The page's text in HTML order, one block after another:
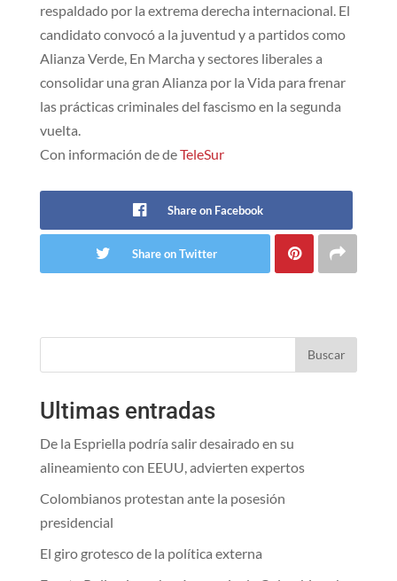
respaldado por la extrema derecha internacional. El
candidato convocó a la juventud y a partidos como
Alianza Verde, En Marcha y sectores liberales a
consolidar una gran Alianza por la Vida para frenar
las prácticas criminales del fascismo en la segunda
vuelta.
Con información de deTeleSur
Share on Facebook
Share on Twitter
Buscar
Ultimas entradas
De la Espriella podría salir desairado en su
alineamiento con EEUU, advierten expertos
Colombianos protestan ante la posesión
presidencial
El giro grotesco de la política externa